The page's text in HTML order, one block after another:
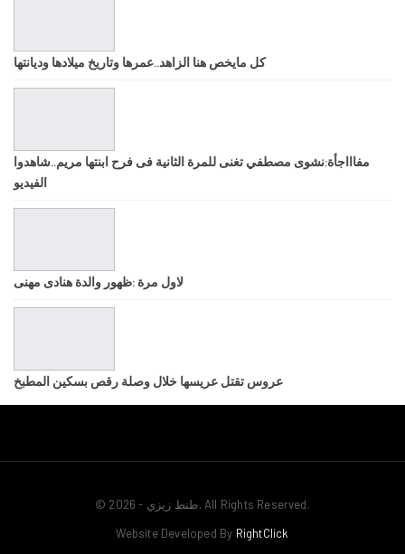
كل مايخص هنا الزاهد..عمرها وتاريخ ميلادها وديانتها
مفاااجأة:نشوى مصطفي تغنى للمرة الثانية فى فرح ابنتها مريم..شاهدوا
الفيديو
لاول مرة :ظهور والدة هنادى مهنى
عروس تقتل عريسها خلال وصلة رقص بسكين المطبخ
© 2026 - طنط زيزي. All Rights Reserved.
Website Developed By RightClick